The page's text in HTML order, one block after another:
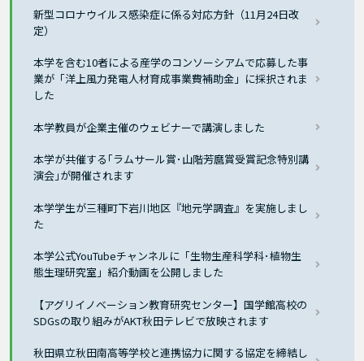
新型コロナウイルス感染症に係る対応方針（11月24日改
定）
本学を含む10者による産学のコンソーシアムで応募した事
業が「洋上風力発電人材育成事業費補助金」に採択されま
した
本学教員が企業主催のウェビナーで講演しました
本学が共催する｢ラムサール賞･山階芳麿賞受賞記念特別講
演会｣が開催されます
本学学生が三種町下岩川地区『地元学調査』を実施しまし
た
本学公式YouTubeチャンネルに「生物生産科学科･植物生
態生理研究室」紹介動画を公開しました
【アグリイノベーション教育研究センター】国学館高校の
SDGsの取り組みがAKT秋田テレビで放映されます
秋田県立秋田南高等学校と連携協力に関する協定を締結し